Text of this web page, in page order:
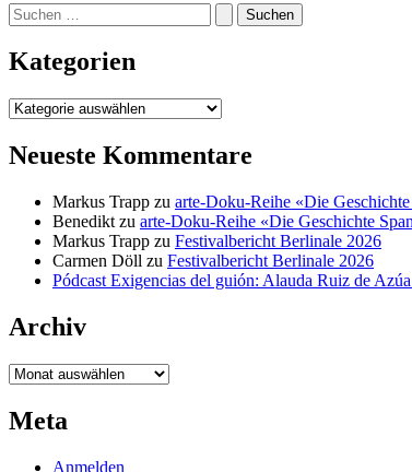
Suchen
nach:
Kategorien
Kategorien
Neueste Kommentare
Markus Trapp zu arte-Doku-Reihe «Die Geschichte
Benedikt zu arte-Doku-Reihe «Die Geschichte
Markus Trapp zu Festivalbericht Berlinale 2026
Carmen Döll zu Festivalbericht Berlinale 2026
Pódcast Exigencias del guión: Alauda Ruiz de
Archiv
Archiv
Meta
Anmelden